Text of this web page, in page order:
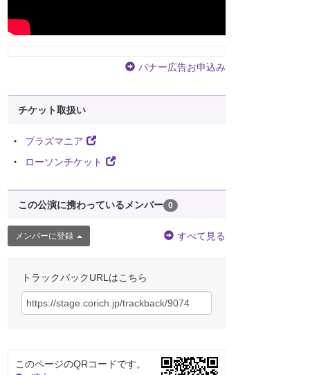
バナー広告お申込み
チケット取扱い
プラズマニア
ローソンチケット
この公演に携わっているメンバー 0
メンバーに登録 すべて見る
トラックバックURLはこちら
このページのQRコードです。